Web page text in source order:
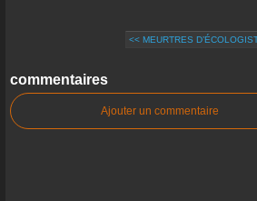
<< MEURTRES
commentaires
Ajouter un commentaire